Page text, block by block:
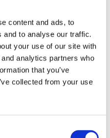
content and ads, to
and to analyse our traffic.
your use of our site with
analytics partners who
that you’ve
collected from your use
będą objawiać się
napięciem i blokadą.
emocji
terapia przez ciało,
joga, taniec
Do metod
w uwolnieniu emocji
holotropowe i